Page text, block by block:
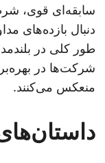
سابقه‌ای قوی،
طور کلی در
شرکت‌ها در
منعکس می‌کنند.